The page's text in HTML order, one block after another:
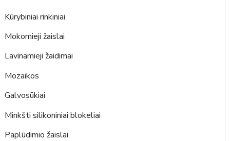
Kūrybiniai rinkiniai
Mokomieji žaislai
Lavinamieji žaidimai
Mozaikos
Galvosūkiai
Minkšti silikoniniai blokeliai
Paplūdimio žaislai